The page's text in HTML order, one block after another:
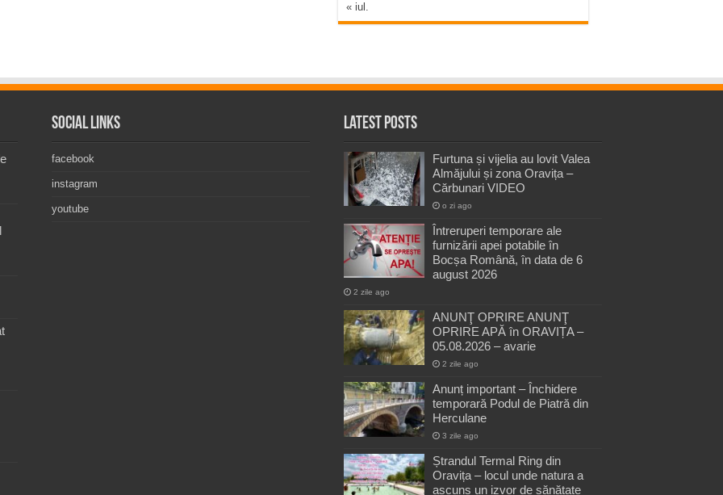
« iul.
Social Links
facebook
instagram
youtube
Latest Posts
Furtuna și vijelia au lovit Valea
Almăjului și zona Oravița –
Cărbunari VIDEO
o zi ago
Întreruperi temporare ale
furnizării apei potabile în
Bocșa Română, în data de 6
august 2026
2 zile ago
ANUNŢ OPRIRE ANUNŢ
OPRIRE APĂ în ORAVIȚA –
05.08.2026 – avarie
2 zile ago
Anunț important – Închidere
temporară Podul de Piatră din
Herculane
3 zile ago
Ștrandul Termal Ring din
Oravița – locul unde natura a
ascuns un izvor de sănătate